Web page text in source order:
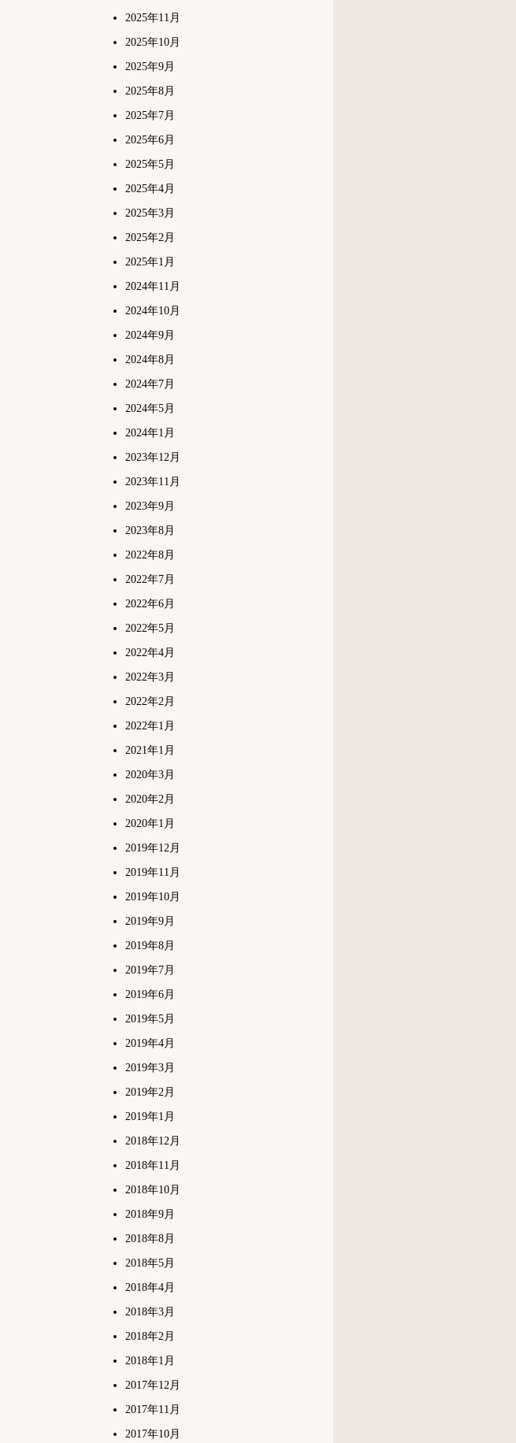
2025年11月
2025年10月
2025年9月
2025年8月
2025年7月
2025年6月
2025年5月
2025年4月
2025年3月
2025年2月
2025年1月
2024年11月
2024年10月
2024年9月
2024年8月
2024年7月
2024年5月
2024年1月
2023年12月
2023年11月
2023年9月
2023年8月
2022年8月
2022年7月
2022年6月
2022年5月
2022年4月
2022年3月
2022年2月
2022年1月
2021年1月
2020年3月
2020年2月
2020年1月
2019年12月
2019年11月
2019年10月
2019年9月
2019年8月
2019年7月
2019年6月
2019年5月
2019年4月
2019年3月
2019年2月
2019年1月
2018年12月
2018年11月
2018年10月
2018年9月
2018年8月
2018年5月
2018年4月
2018年3月
2018年2月
2018年1月
2017年12月
2017年11月
2017年10月